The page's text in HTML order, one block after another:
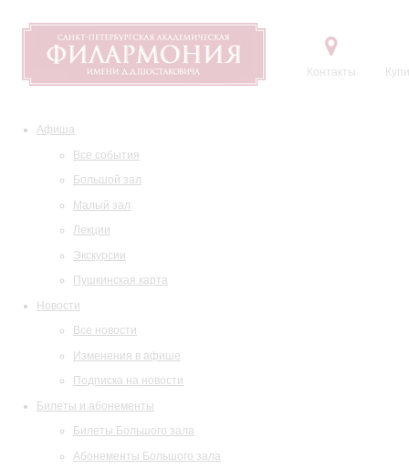
Контакты
Афиша
Все события
Большой зал
Малый зал
Лекции
Экскурсии
Пушкинская карта
Новости
Все новости
Изменения в афише
Подписка на новости
Билеты и абонементы
Билеты Большого зала
Абонементы Большого зала